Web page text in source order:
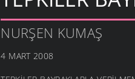
NURŞEN KUMAŞ
4 MART 2008